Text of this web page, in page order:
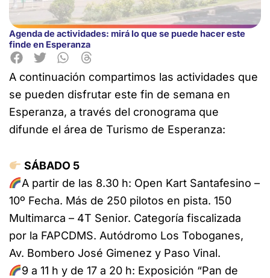
Agenda de actividades: mirá lo que se puede hacer este
finde en Esperanza
A continuación compartimos las actividades que
se pueden disfrutar este fin de semana en
Esperanza, a través del cronograma que
difunde el área de Turismo de Esperanza:
SÁBADO 5
A partir de las 8.30 h: Open Kart Santafesino –
10º Fecha. Más de 250 pilotos en pista. 150
Multimarca – 4T Senior. Categoría fiscalizada
por la FAPCDMS. Autódromo Los Toboganes,
Av. Bombero José Gimenez y Paso Vinal.
9 a 11 h y de 17 a 20 h: Exposición “Pan de